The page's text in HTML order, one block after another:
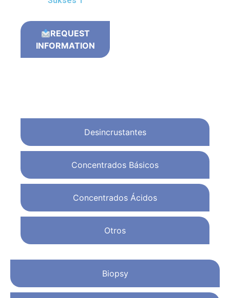
Biopsy
Desincrustantes
Concentrados Básicos
Concentrados Ácidos
Otros
REQUEST
INFORMATION